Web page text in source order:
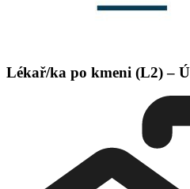
Lékař/ka po kmeni (L2) –